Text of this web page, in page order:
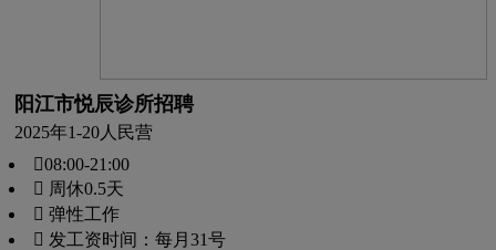
阳江市悦辰诊所招聘
2025年1-20人 民营
08:00-21:00
 周休0.5天
 弹性工作
 发工资时间：每月31号